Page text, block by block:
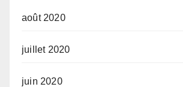
août 2020
juillet 2020
juin 2020